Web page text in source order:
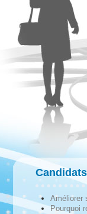
Candidats
Améliorer
Pourquoi